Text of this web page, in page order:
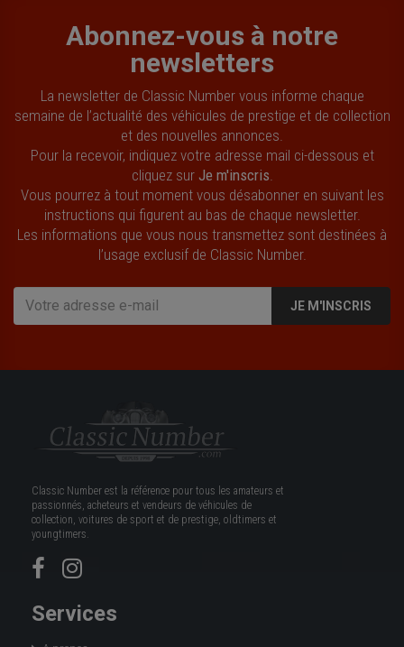
Abonnez-vous à notre
newsletters
La newsletter de Classic Number vous informe chaque
semaine de l’actualité des véhicules de prestige et de collection
et des nouvelles annonces.
Pour la recevoir, indiquez votre adresse mail ci-dessous et
cliquez sur Je m'inscris.
Vous pourrez à tout moment vous désabonner en suivant les
instructions qui figurent au bas de chaque newsletter.
Les informations que vous nous transmettez sont destinées à
l’usage exclusif de Classic Number.
JE M'INSCRIS
Classic Number est la référence pour tous les amateurs et
passionnés, acheteurs et vendeurs de véhicules de
collection, voitures de sport et de prestige, oldtimers et
youngtimers.
Services